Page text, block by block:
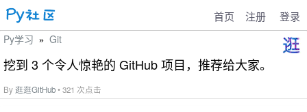
首页 注册 登录
Py学习 » Git
挖到 3 个令人惊艳的 GitHub 项目，推荐给大家。
By逛逛GitHub• 321 次点击